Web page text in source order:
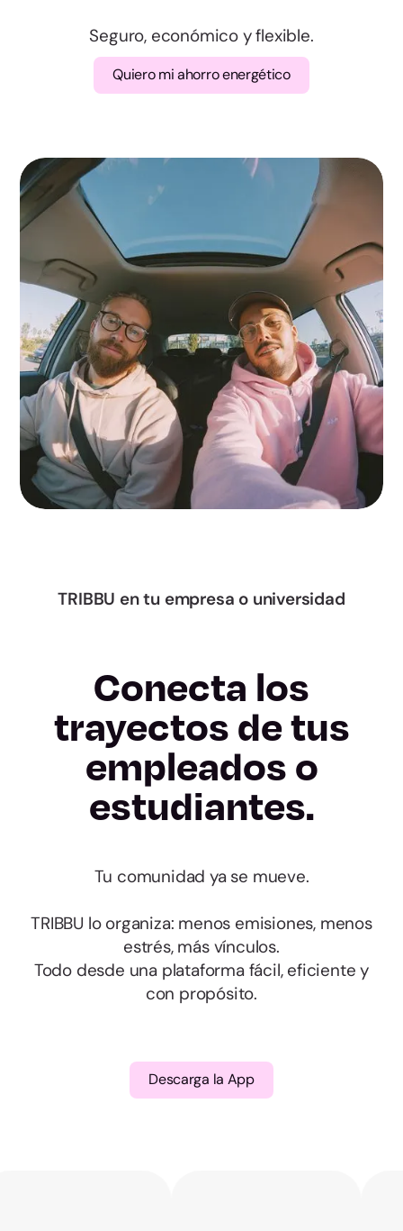
Badajoz
Cáceres
A Coruña
Lugo
Ourense
Pontevedra
Madrid
Murcia
Navarra
Álava
Bizkaia
La Rioja
Ceuta
Melilla
Almería
Cádiz
Córdoba
Granada
Huelva
Jaén
Seguro, económico y flexible.
Quiero mi ahorro energético
TRIBBU en tu empresa o universidad
Conecta los
trayectos de tus
empleados o
estudiantes.
Tu comunidad ya se mueve.
TRIBBU lo organiza: menos emisiones, menos
estrés, más vínculos.
Todo desde una plataforma fácil, eficiente y
con propósito.
Descarga la App